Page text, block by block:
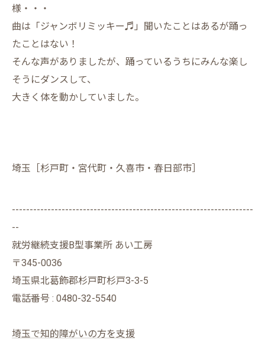
様・・・
曲は「ジャンボリミッキー♬」聞いたことはあるが踊っ
たことはない！
そんな声がありましたが、踊っているうちにみんな楽し
そうにダンスして、
大きく体を動かしていました。
埼玉［杉戸町・宮代町・久喜市・春日部市］
--------------------------------------------------------------------
--
就労継続支援B型事業所 あい工房
〒345-0036
埼玉県北葛飾郡杉戸町杉戸3-3-5
電話番号 : 0480-32-5540
埼玉で知的障がいの方を支援